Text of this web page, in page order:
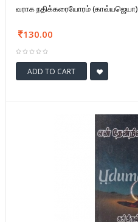
வராக நதிக்கரையோரம் (காவ்யஜெயா)
130.00
ADD TO CART